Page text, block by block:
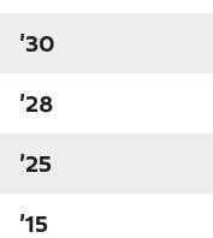
'30
'28
'25
'15